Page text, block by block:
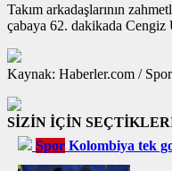
Takım arkadaşlarının
çabaya 62. dakikada
Kaynak: Haberler.com / Spor
SİZİN İÇİN
Spor Kolombiya tek